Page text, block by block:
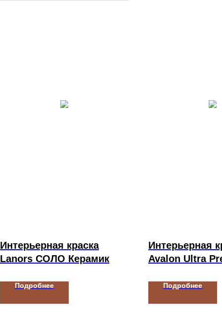
Интерьерная краска
Lanors СОЛО Керамик
Подробнее
Интерьерная
Avalon Ultra
Подробнее